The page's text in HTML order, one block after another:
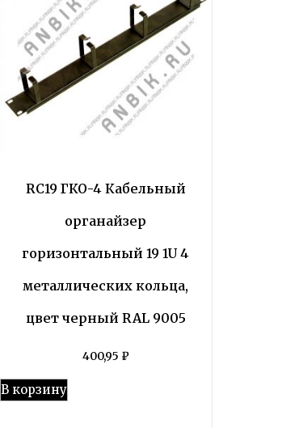
RC19 ГКО-4 Кабельный
органайзер
горизонтальный 19 1U 4
металлических кольца,
цвет черный RAL 9005
400,95 ₽
В корзину